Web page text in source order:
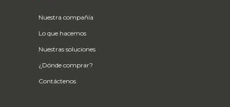
Nuestra compañía
Lo que hacemos
Nuestras soluciones
¿Dónde comprar?
Contáctenos